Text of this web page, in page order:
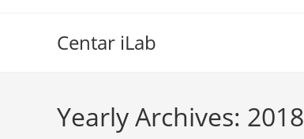
Centar iLab
Yearly Archives: 2018